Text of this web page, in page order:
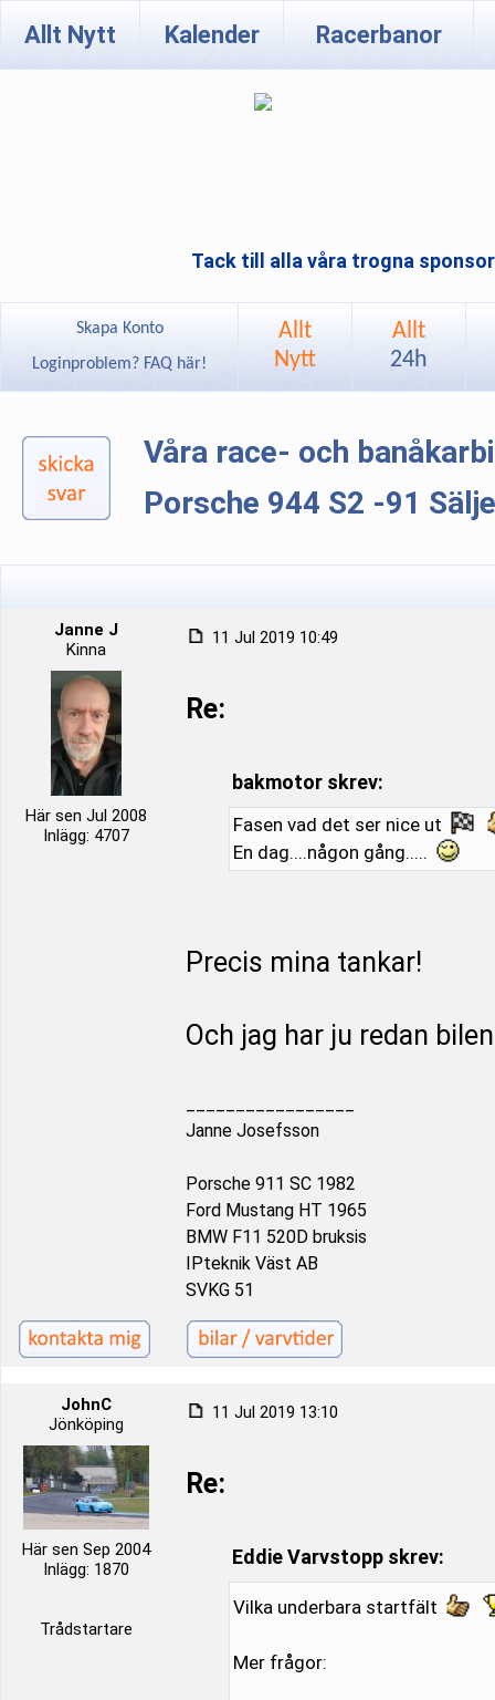
Allt Nytt Kalender Racerbanor
Tack till alla våra trogna
Skapa Konto
Loginproblem? FAQ här!
Allt
Nytt
Allt
24h
Våra race- och
Porsche 944 S2 -91
Janne J
Kinna
Här sen Jul 2008
Inlägg: 4707
11 Jul 2019 10:49
Re:
bakmotor skrev:
Fasen vad det ser nice ut
En dag....någon gång.....
Precis mina tankar!
Och jag har ju redan
Janne Josefsson
Porsche 911 SC 1982
Ford Mustang HT 1965
BMW F11 520D bruksis
IPteknik Väst AB
SVKG 51
JohnC
Jönköping
Här sen Sep 2004
Inlägg: 1870
Trådstartare
11 Jul 2019 13:10
Re:
Eddie Varvstopp skrev:
Vilka underbara startfält
Mer frågor: